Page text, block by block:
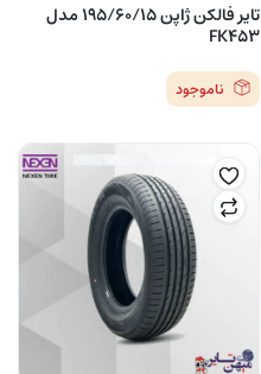
تایر فالکن ژاپن 195/60/15 مدل
FK453
ناموجود